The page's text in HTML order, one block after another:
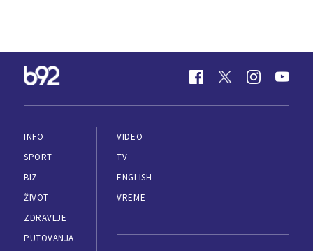
INFO
SPORT
BIZ
ŽIVOT
ZDRAVLJE
PUTOVANJA
VIDEO
TV
ENGLISH
VREME